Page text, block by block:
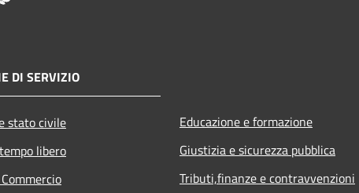
DI SERVIZIO
stato civile
libero
Educazione e formazione
Giustizia e sicurezza pubblica
Tributi,finanze e contravvenzioni